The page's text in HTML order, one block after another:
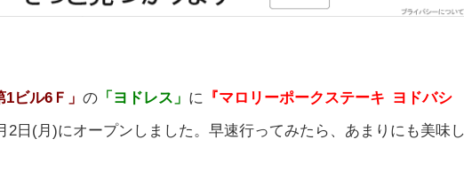
1ビル6Ｆ」の 「ヨドレス」 に 『マロリーポークステーキ ヨドバシ
2日(月)にオープンしました。早速行ってみたら、あまりにも美味し